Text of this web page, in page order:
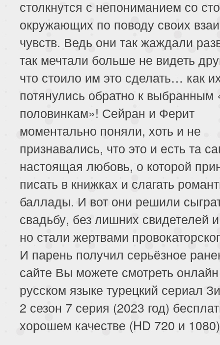
столкнутся с непониманием со
окружающих по поводу своих
чувств. Ведь они так жаждали
так мечтали больше не видеть
что стоило им это сделать… как
потянулись обратно к выбранным
половинкам»! Сейран и Ферит
моментально поняли, хоть и не
признавались, что это и есть та
настоящая любовь, о которой
писать в книжках и слагать
баллады. И вот они решили
свадьбу, без лишних свидетелей
но стали жертвами
И парень получил серьёзное
сайте Вы можете смотреть
русском языке турецкий сериал
2 сезон 7 серия (2023 год)
хорошем качестве (HD 720 и